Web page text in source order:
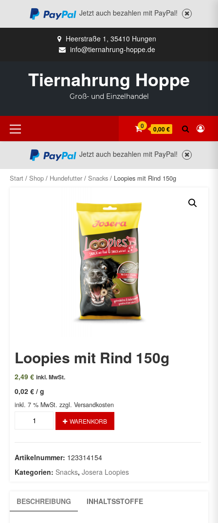
Jetzt auch bezahlen mit PayPal!
Heerstraße 1, 35410 Hungen
info@tiernahrung-hoppe.de
Tiernahrung Hoppe
Groß- und Einzelhandel
Primäres
Menü
0 0,00 €
Jetzt auch bezahlen mit PayPal!
Start / Shop / Hundefutter / Snacks / Loopies mit Rind 150g
Loopies mit Rind 150g
2,49 € inkl. MwSt.
0,02 € / g
inkl. 7 % MwSt. zzgl. Versandkosten
150g
Menge
WARENKORB
Artikelnummer: 123314154
Kategorien: Snacks, Josera Loopies
BESCHREIBUNG INHALTSSTOFFE